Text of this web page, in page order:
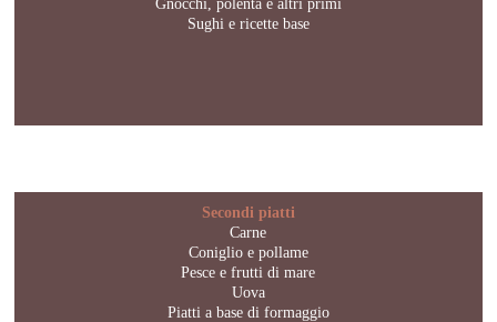
Gnocchi, polenta e altri primi
Sughi e ricette base
Secondi piatti
Carne
Coniglio e pollame
Pesce e frutti di mare
Uova
Piatti a base di formaggio